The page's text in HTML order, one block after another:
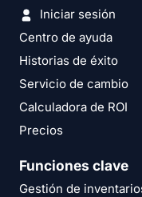
Iniciar sesión
Centro de ayuda
Historias de éxito
Servicio de cambio
Calculadora de ROI
Precios
Funciones clave
Gestión de